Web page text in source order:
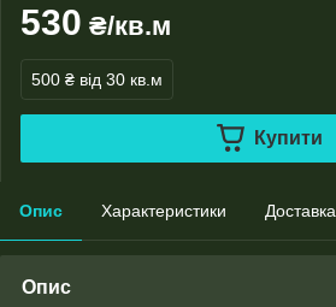
530 ₴/кв.м
500 ₴ від 30 кв.м
Купити
Опис Характеристики Доставка
Опис